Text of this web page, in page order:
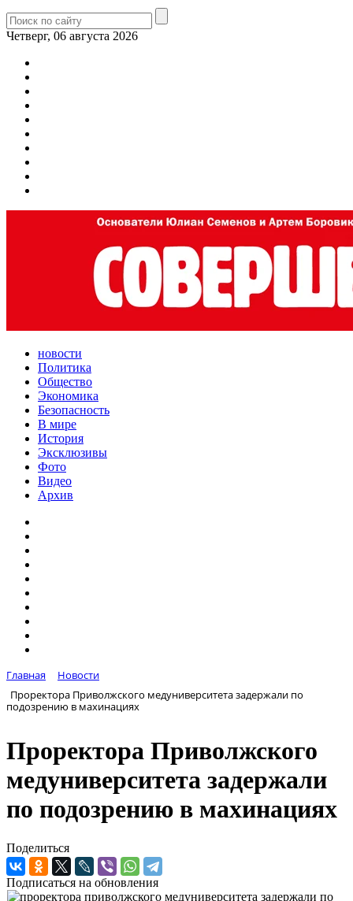
Четверг, 06 августа 2026
новости
Политика
Общество
Экономика
Безопасность
В мире
История
Эксклюзивы
Фото
Видео
Архив
Главная
Новости
Проректора Приволжского медуниверситета задержали по
подозрению в махинациях
Проректора Приволжского
медуниверситета задержали
по подозрению в махинациях
Поделиться
Подписаться на обновления